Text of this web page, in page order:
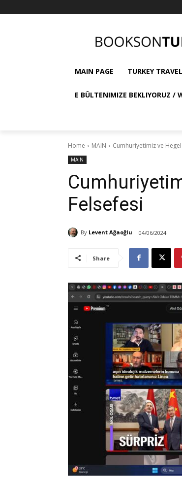
MAIN PAGE TURKEY
E BÜLTENIMIZE BEKLIYORUZ /
Home MAIN Cumhuriyetimiz ve
MAIN
Felsefesi
By Levent Ağaoğlu 04/06/2024
Share